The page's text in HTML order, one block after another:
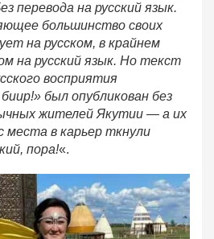
перевода на русский язык.
большинство своих
на русском, в крайнем
на русский язык. Но текст
восприятия
был опубликован без
жителей Якутии — а их
места в карьер ткнули
пора!«.